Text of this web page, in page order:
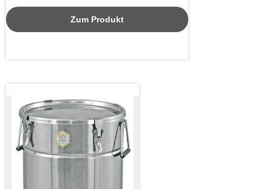
Zum Produkt